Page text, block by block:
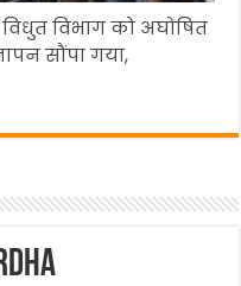
विधुत विभाग को अघोषित
सौंपा गया,